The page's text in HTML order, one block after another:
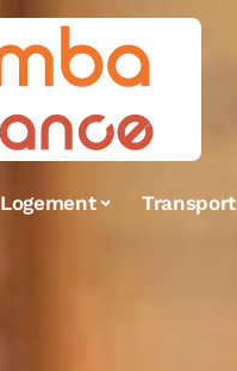
Logement Transport